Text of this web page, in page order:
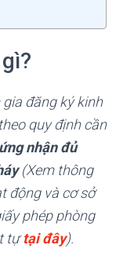
đăng ký kinh
quy định cần
nhận đủ
(Xem thông
động và cơ sở
phép phòng
tựtại đây).